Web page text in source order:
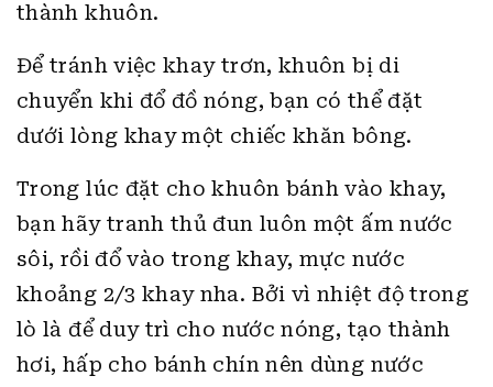
thành khuôn.
Để tránh việc khay trơn, khuôn bị di
chuyển khi đổ đồ nóng, bạn có thể đặt
dưới lòng khay một chiếc khăn bông.
Trong lúc đặt cho khuôn bánh vào khay,
bạn hãy tranh thủ đun luôn một ấm nước
sôi, rồi đổ vào trong khay, mực nước
khoảng 2/3 khay nha. Bởi vì nhiệt độ trong
lò là để duy trì cho nước nóng, tạo thành
hơi, hấp cho bánh chín nên dùng nước